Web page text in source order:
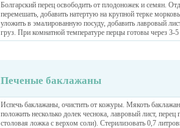
Болгарский перец освободить от плодоножек и семян.
перемешать, добавить натертую на крупной терке
уложить в эмалированную посуду, добавить лавровый
груз. При комнатной температуре перцы готовы через 3-
Печеные баклажаны
Испечь баклажаны, очистить от кожуры. Мякоть
положить несколько долек чеснока, лавровый лист,
столовая ложка с верхом соли). Стерилизовать 0,7